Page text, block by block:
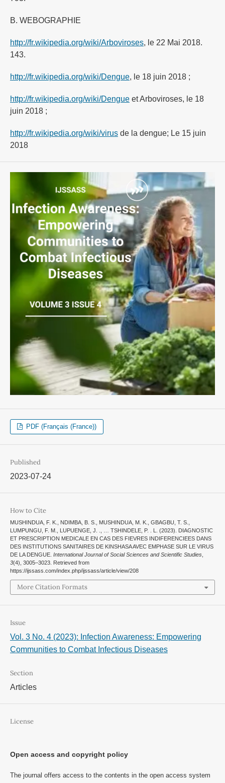
B. WEBOGRAPHIE
http://fr.wikipedia.org/wiki/Arboviroses, le 22 Mai 2018.
143.
http://fr.wikipedia.org/wiki/Dengue, le 18 juin 2018 ;
http://fr.wikipedia.org/wiki/Dengueet Arboviroses, le 18
juin 2018 ;
http://fr.wikipedia.org/wiki/virusde la dengue; Le 15 juin
2018
PDF (Français (France))
Published
2023-07-24
How to Cite
MUSHINDUA, F. K., NDIMBA, B. S., MUSHINDUA, M. K., GBAGBU, T. S.,
LUMPUNGU, F. M., LUPUENGE, J. ., … TSHINDELE, P. . L. (2023). DIAGNOSTIC
ET PRESCRIPTION MEDICALE EN CAS DES FIEVRES INDIFERENCIEES DANS
DES INSTITUTIONS SANITAIRES DE KINSHASA AVEC EMPHASE SUR LE VIRUS
DE LA DENGUE. International Journal of Social Sciences and Scientific Studies,
3(4), 3005–3023. Retrieved from
https://ijssass.com/index.php/ijssass/article/view/208
More Citation Formats
Issue
Vol. 3 No. 4 (2023): Infection Awareness: Empowering
Communities to Combat Infectious Diseases
Section
Articles
License
Open access and copyright policy
The journal offers access to the contents in the open access system